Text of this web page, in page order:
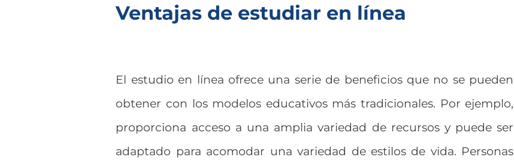
Ventajas de estudiar en línea
El estudio en línea ofrece una serie de beneficios que no se pueden
obtener con los modelos educativos más tradicionales. Por ejemplo,
proporciona acceso a una amplia variedad de recursos y puede ser
adaptado para acomodar una variedad de estilos de vida. Personas